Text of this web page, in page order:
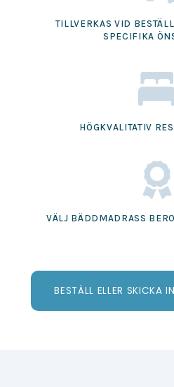
TILLVERKAS VID
SPECIFIKA
HÖGKVALITATIV
VÄLJ BÄDDMADRASS
BESTÄLL ELLER SKICKA